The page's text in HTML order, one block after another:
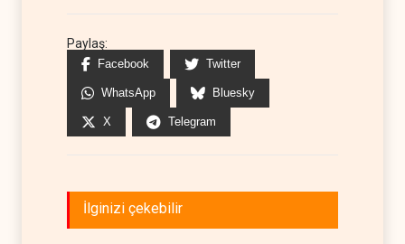
Paylaş:
Facebook Twitter
WhatsApp Bluesky
X Telegram
İlginizi çekebilir